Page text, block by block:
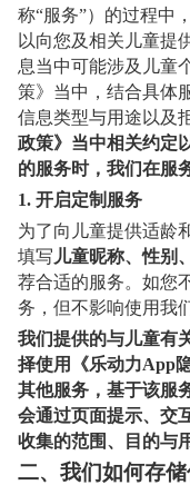
称“服务”）的过程中
以向您及相关儿童提
息当中可能涉及儿童
策》当中，结合具体
信息类型与用途以及
政策》当中相关约定
的服务时，我们在服
1. 开启定制服务
为了向儿童提供适龄
填写 儿童昵称、性别
荐合适的服务。如您
务，但不影响使用我
我们提供的与儿童有
择使用《乐动力App
其他服务，基于该服
会通过页面提示、交
收集的范围、目的与
二、我们如何存